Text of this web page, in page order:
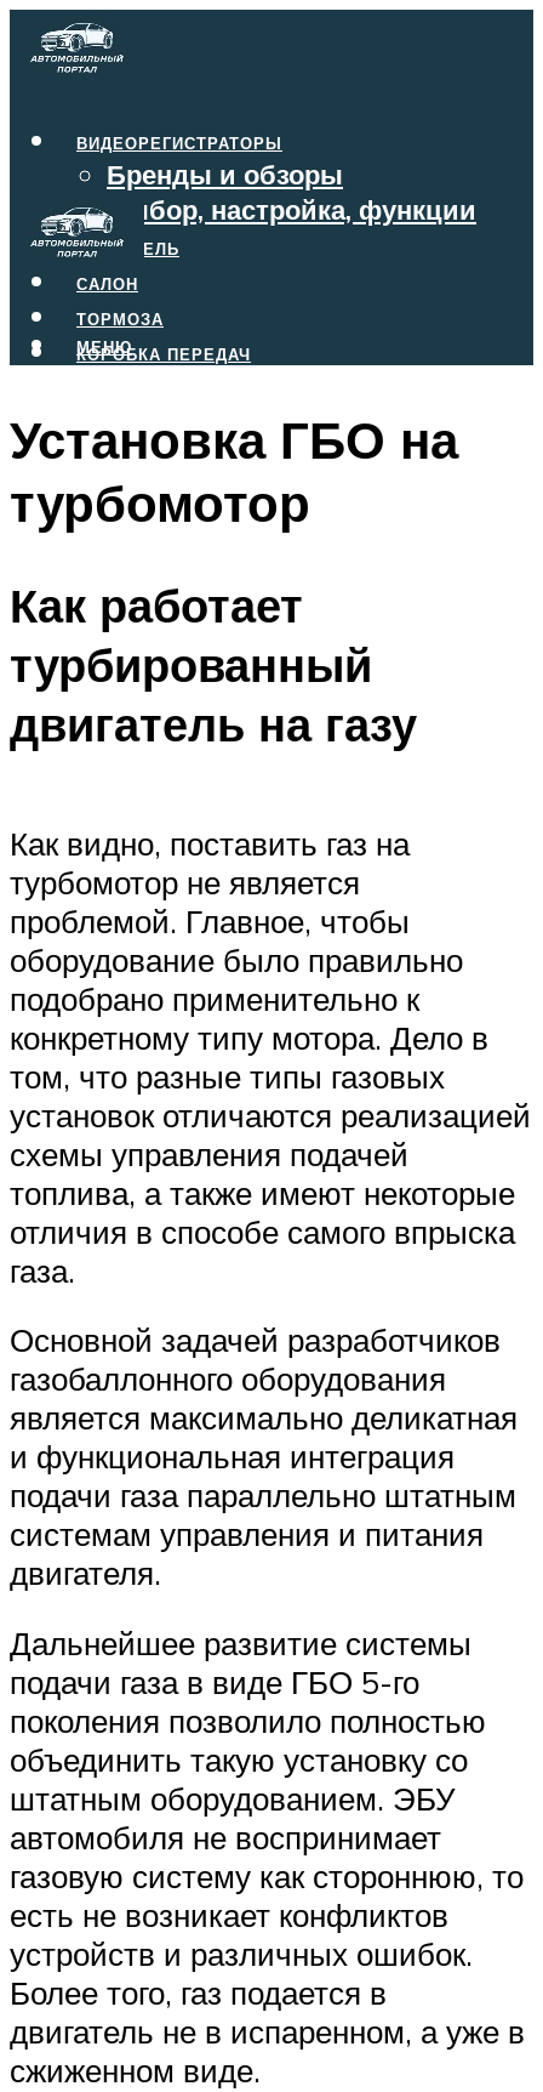
ВИДЕОРЕГИСТРАТОРЫ
Бренды и обзоры
Выбор, настройка, функции
ДВИГАТЕЛЬ
САЛОН
ТОРМОЗА
КОРОБКА ПЕРЕДАЧ
МЕНЮ
МЕНЮ
Установка ГБО на
турбомотор
Как работает
турбированный
двигатель на газу
Как видно, поставить газ на
турбомотор не является
проблемой. Главное, чтобы
оборудование было правильно
подобрано применительно к
конкретному типу мотора. Дело в
том, что разные типы газовых
установок отличаются реализацией
схемы управления подачей
топлива, а также имеют некоторые
отличия в способе самого впрыска
газа.
Основной задачей разработчиков
газобаллонного оборудования
является максимально деликатная
и функциональная интеграция
подачи газа параллельно штатным
системам управления и питания
двигателя.
Дальнейшее развитие системы
подачи газа в виде ГБО 5-го
поколения позволило полностью
объединить такую установку со
штатным оборудованием. ЭБУ
автомобиля не воспринимает
газовую систему как стороннюю, то
есть не возникает конфликтов
устройств и различных ошибок.
Более того, газ подается в
двигатель не в испаренном, а уже в
сжиженном виде.